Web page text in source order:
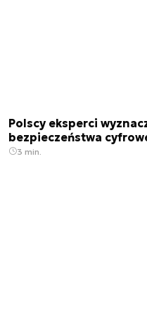
Polscy eksperci
bezpieczeństwa
3 min.